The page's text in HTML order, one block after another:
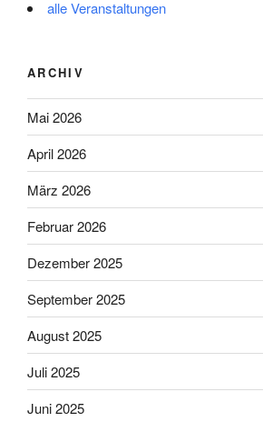
alle Veranstaltungen
ARCHIV
Mai 2026
April 2026
März 2026
Februar 2026
Dezember 2025
September 2025
August 2025
Juli 2025
Juni 2025